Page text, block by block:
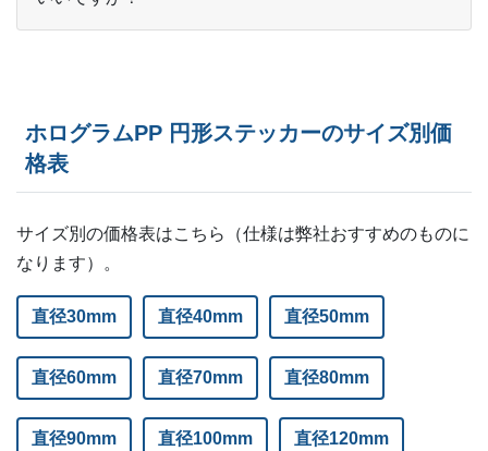
ホログラムPP 円形ステッカーのサイズ別価
格表
サイズ別の価格表はこちら（仕様は弊社おすすめのものに
なります）。
直径30mm 直径40mm 直径50mm
直径60mm 直径70mm 直径80mm
直径90mm 直径100mm 直径120mm